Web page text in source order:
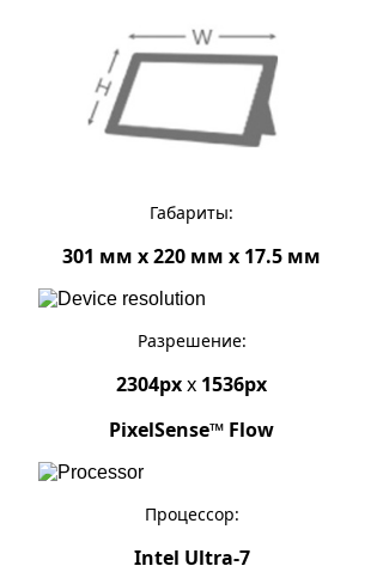
Габариты:
301 мм x 220 мм x 17.5 мм
Разрешение:
2304pxx 1536px
PixelSense™ Flow
Процессор:
Intel Ultra-7